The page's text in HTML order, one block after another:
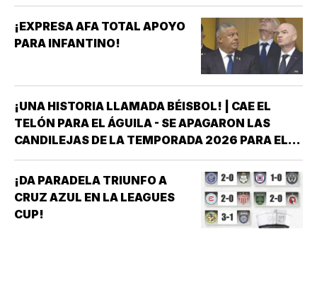
¡EXPRESA AFA TOTAL APOYO
PARA INFANTINO!
¡UNA HISTORIA LLAMADA BÉISBOL! | CAE EL
TELÓN PARA EL ÁGUILA - SE APAGARON LAS
CANDILEJAS DE LA TEMPORADA 2026 PARA EL
ÁGUILA DE VERACRUZ *LA NOVENA JAROCHA
CERRÓ SU CALENDARIO CON UNA VICTORIA DE
10-6 SOBRE PERICOS DE PUEBLA, PERO EL
TRIUNFO YA NO…
¡DA PARADELA TRIUNFO A
CRUZ AZUL EN LA LEAGUES
CUP!